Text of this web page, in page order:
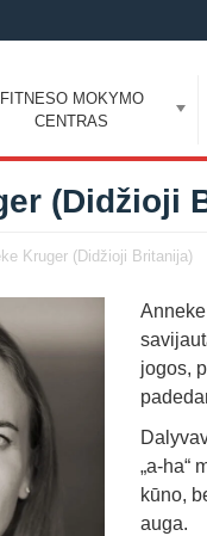
FITNESO MOKYMO
CENTRAS
(Didžioji
Kruger (Didžioji Britanija)
jogos,
„a-ha“
kūno,
auga.